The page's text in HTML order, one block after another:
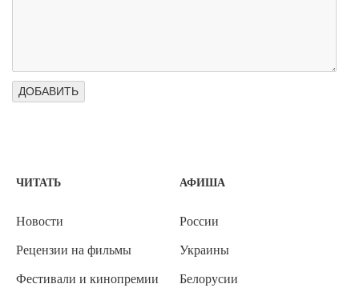
ЧИТАТЬ
Новости
Рецензии на фильмы
Фестивали и кинопремии
АФИША
России
Украины
Белорусии